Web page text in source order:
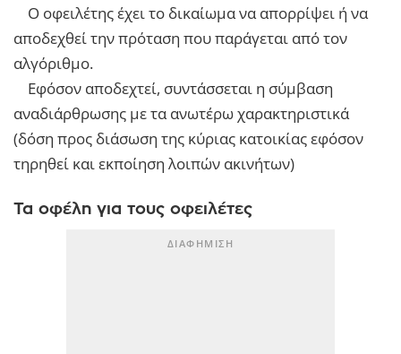
Ο οφειλέτης έχει το δικαίωμα να απορρίψει ή να
αποδεχθεί την πρόταση που παράγεται από τον
αλγόριθμο.
Εφόσον αποδεχτεί, συντάσσεται η σύμβαση
αναδιάρθρωσης με τα ανωτέρω χαρακτηριστικά
(δόση προς διάσωση της κύριας κατοικίας εφόσον
τηρηθεί και εκποίηση λοιπών ακινήτων)
Τα οφέλη για τους οφειλέτες